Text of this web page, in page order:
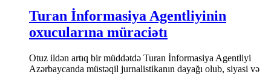
Turan İnformasiya Agentliyinin
oxucularına müraciətı
Otuz ildən artıq bir müddətdə Turan İnformasiya Agentliyi
Azərbaycanda müstəqil jurnalistikanın dayağı olub, siyasi və